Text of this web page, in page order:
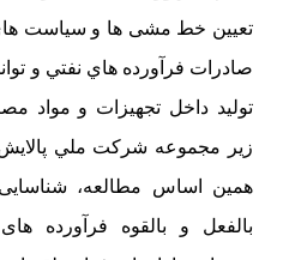
تعيين خط مشی ها و سياست
صادرات فرآورده هاي نفتي و
توليد داخل تجهيزات و مواد
زير مجموعه شركت ملي
همين اساس مطالعه، شناسایی
بالفعل و بالقوه فرآورده